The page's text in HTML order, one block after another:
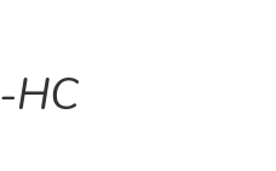
-HC